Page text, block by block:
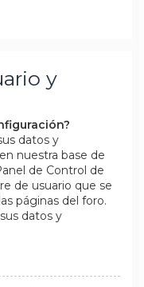
y
datos y
nuestra base de
de Control de
de usuario que se
páginas del foro.
datos y